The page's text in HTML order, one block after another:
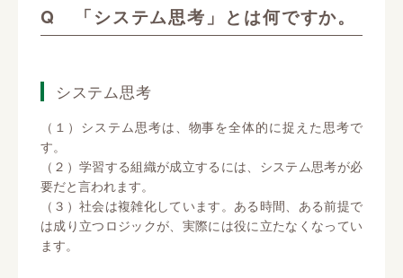
Q 「システム思考」とは何ですか。
システム思考
（１）システム思考は、物事を全体的に捉えた思考で
す。
（２）学習する組織が成立するには、システム思考が必
要だと言われます。
（３）社会は複雑化しています。ある時間、ある前提で
は成り立つロジックが、実際には役に立たなくなってい
ます。